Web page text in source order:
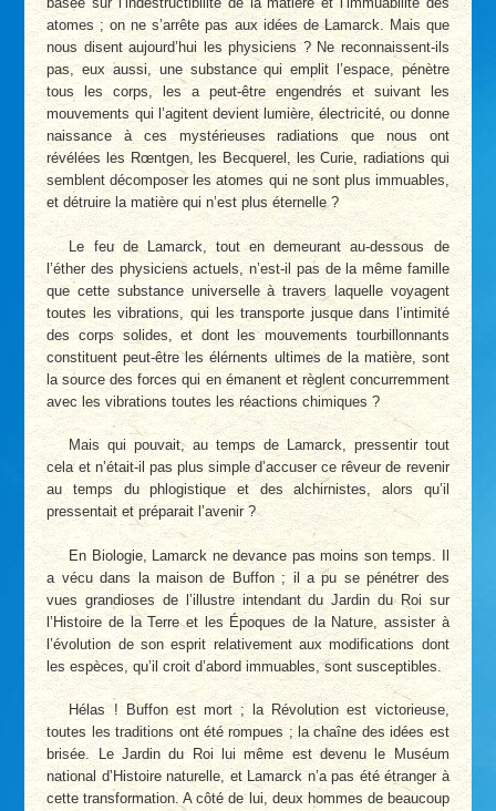
atomes ; on ne s’arrête pas aux idées de Lamarck. Mais que
nous disent aujourd’hui les physiciens ? Ne reconnaissent-ils
pas, eux aussi, une substance qui emplit l’espace, pénètre
tous les corps, les a peut-être engendrés et suivant les
mouvements qui l’agitent devient lumière, électricité, ou donne
naissance à ces mystérieuses radiations que nous ont
révélées les Rœntgen, les Becquerel, les Curie, radiations qui
semblent décomposer les atomes qui ne sont plus immuables,
et détruire la matière qui n’est plus éternelle ?
Le feu de Lamarck, tout en demeurant au-dessous de
l’éther des physiciens actuels, n’est-il pas de la même famille
que cette substance universelle à travers laquelle voyagent
toutes les vibrations, qui les transporte jusque dans l’intimité
des corps solides, et dont les mouvements tourbillonnants
constituent peut-être les élérnents ultimes de la matière, sont
la source des forces qui en émanent et règlent concurremment
avec les vibrations toutes les réactions chimiques ?
Mais qui pouvait, au temps de Lamarck, pressentir tout
cela et n’était-il pas plus simple d’accuser ce rêveur de revenir
au temps du phlogistique et des alchirnistes, alors qu’il
pressentait et préparait l’avenir ?
En Biologie, Lamarck ne devance pas moins son temps. Il
a vécu dans la maison de Buffon ; il a pu se pénétrer des
vues grandioses de l’illustre intendant du Jardin du Roi sur
l’Histoire de la Terre et les Époques de la Nature, assister à
l’évolution de son esprit relativement aux modifications dont
les espèces, qu’il croit d’abord immuables, sont susceptibles.
Hélas ! Buffon est mort ; la Révolution est victorieuse,
toutes les traditions ont été rompues ; la chaîne des idées est
brisée. Le Jardin du Roi lui­ même est devenu le Muséum
national d’Histoire naturelle, et Lamarck n’a pas été étranger à
cette transformation. A côté de lui, deux hommes de beaucoup